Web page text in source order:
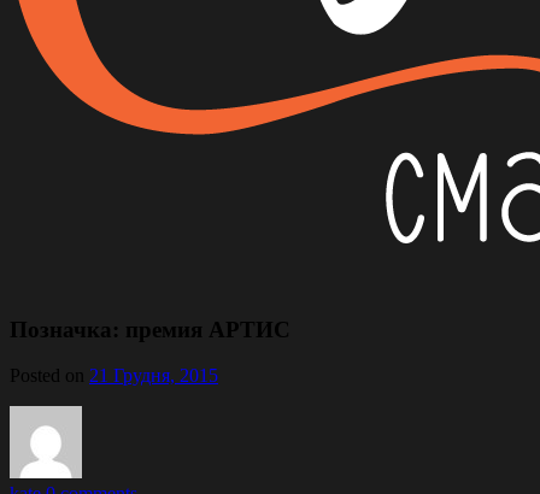
Позначка: премия АРТИС
Posted on 21 Грудня, 2015